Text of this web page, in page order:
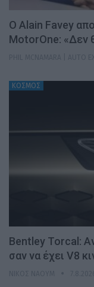
Ο Alain Favey
MotorOne: «Δεν
ΚΟΣΜΟΣ
Bentley Torcal:
σαν να έχει V8